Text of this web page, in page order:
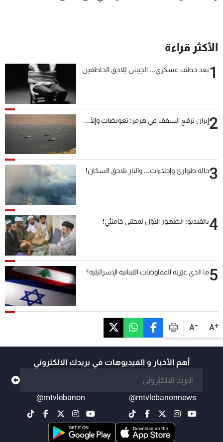
A+
A-
الأكثر قراءة
1بعد خطف عسكري... الجيش يُلاحق الخاطفين
2إيران ترفع السقف في هرمز: تعويضات وإلّا...
3حالة طوارئ وإخلاءات... والنار تلاحق السكان!
4بالفيديو: الظهور الأوّل لمجتبى خامنئي!
5ما الذي غيّرته المفاوضات اللبنانية الإسرائيلية؟
أهم الأخبار و الفيديوهات في بريدك الالكتروني
@mtvlebanonnews
@mtvlebanon